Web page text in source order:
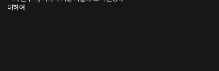
일, 녹아내리는 초, 끓는 포트는 물질이 변하는
대하여